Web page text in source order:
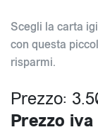
Scegli la carta
con questa
risparmi.
Prezzo:
Prezzo